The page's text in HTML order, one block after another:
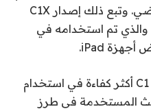
C1، في iPhone 16E العام الماضي. وتبع ذلك إصدار C1X
تم استخدامه في
تقول شركة Apple إن شريحة C1 أكثر كفاءة في استخدام
المستخدمة في طرز